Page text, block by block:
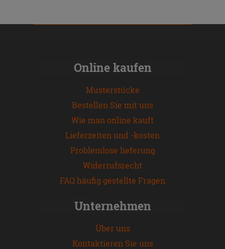
Online kaufen
Musterstücke
Bestellen Sie mit uns
Wie man online kauft
Lieferzeiten und -kosten
Problemlose lieferung
Widerrufsrecht
FAQ häufig gestellte Fragen
Unternehmen
Über uns
Kontaktieren Sie uns